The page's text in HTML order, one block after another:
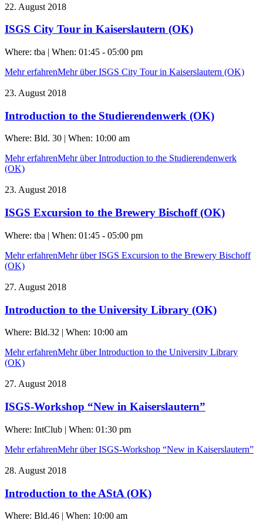
22. August 2018
ISGS City Tour in Kaiserslautern (OK)
Where: tba | When: 01:45 - 05:00 pm
Mehr erfahrenMehr über ISGS City Tour in Kaiserslautern (OK)
23. August 2018
Introduction to the Studierendenwerk (OK)
Where: Bld. 30 | When: 10:00 am
Mehr erfahrenMehr über Introduction to the Studierendenwerk
(OK)
23. August 2018
ISGS Excursion to the Brewery Bischoff (OK)
Where: tba | When: 01:45 - 05:00 pm
Mehr erfahrenMehr über ISGS Excursion to the Brewery Bischoff
(OK)
27. August 2018
Introduction to the University Library (OK)
Where: Bld.32 | When: 10:00 am
Mehr erfahrenMehr über Introduction to the University Library
(OK)
27. August 2018
ISGS-Workshop “New in Kaiserslautern”
Where: IntClub | When: 01:30 pm
Mehr erfahrenMehr über ISGS-Workshop “New in Kaiserslautern”
28. August 2018
Introduction to the AStA (OK)
Where: Bld.46 | When: 10:00 am